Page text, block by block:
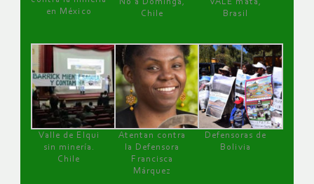
en México
No a Dominga,
Chile
VALE mata,
Brasil
Valle de Elqui
sin minería.
Chile
Atentan contra
la Defensora
Francisca
Márquez
Defensoras de
Bolivia